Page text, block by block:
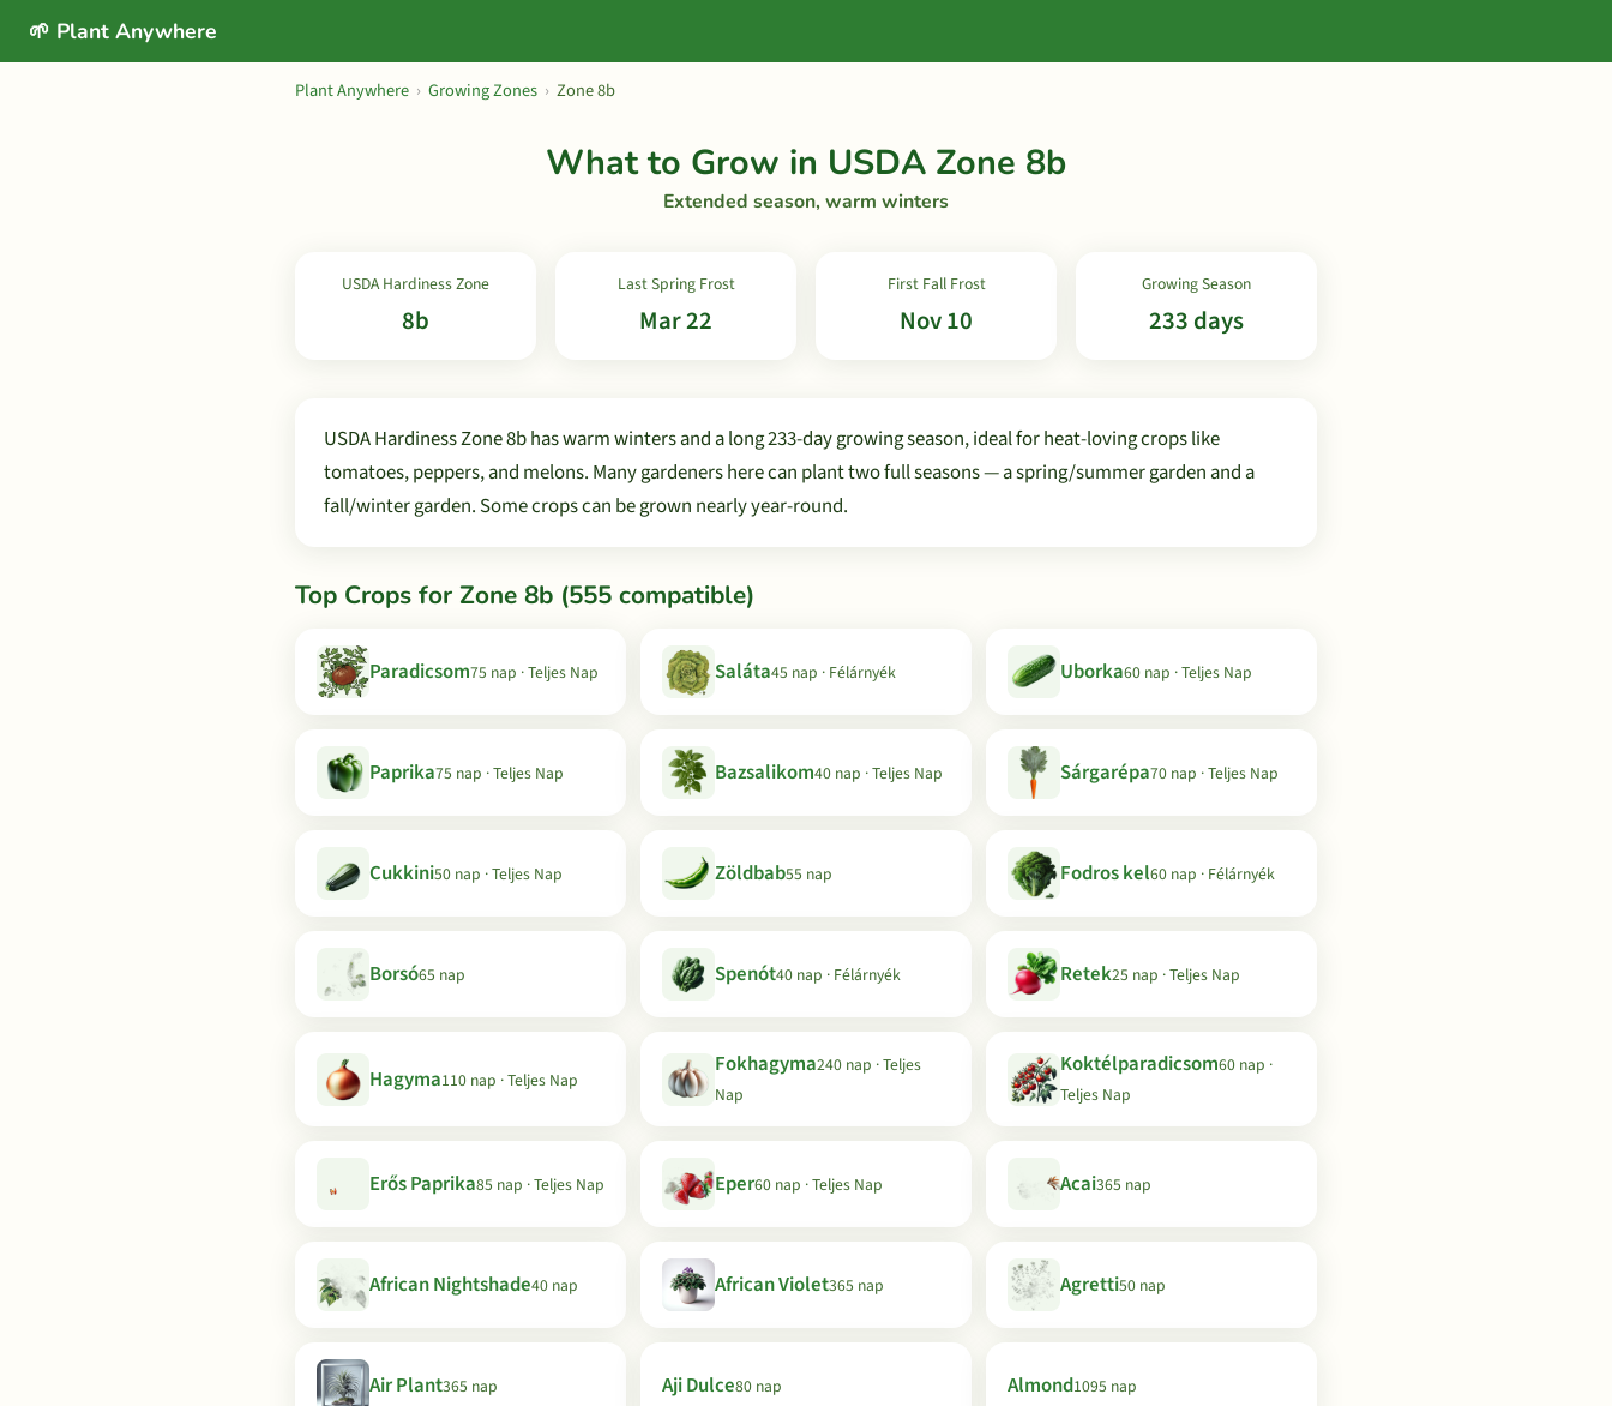
🌱 Plant Anywhere
Plant Anywhere › Growing Zones › Zone 8b
What to Grow in USDA Zone 8b
Extended season, warm winters
USDA Hardiness Zone
8b
Last Spring Frost
Mar 22
First Fall Frost
Nov 10
Growing Season
233 days
USDA Hardiness Zone 8b has warm winters and a long 233-day growing season, ideal for heat-loving crops like
tomatoes, peppers, and melons. Many gardeners here can plant two full seasons — a spring/summer garden and a
fall/winter garden. Some crops can be grown nearly year-round.
Top Crops for Zone 8b (555 compatible)
Paradicsom75 nap · Teljes Nap Saláta45 nap · Félárnyék Uborka60 nap · Teljes Nap
Paprika75 nap · Teljes Nap Bazsalikom40 nap · Teljes Nap Sárgarépa70 nap · Teljes Nap
Cukkini50 nap · Teljes Nap Zöldbab55 nap Fodros kel60 nap · Félárnyék
Borsó65 nap Spenót40 nap · Félárnyék Retek25 nap · Teljes Nap
Hagyma110 nap · Teljes Nap
Fokhagyma240 nap · Teljes
Nap
Koktélparadicsom60 nap ·
Teljes Nap
Erős Paprika85 nap · Teljes Nap Eper60 nap · Teljes Nap Acai365 nap
African Nightshade40 nap African Violet365 nap Agretti50 nap
Air Plant365 nap Aji Dulce80 nap Almond1095 nap